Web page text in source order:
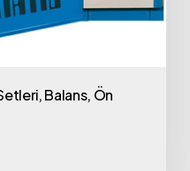
Balans, Ön